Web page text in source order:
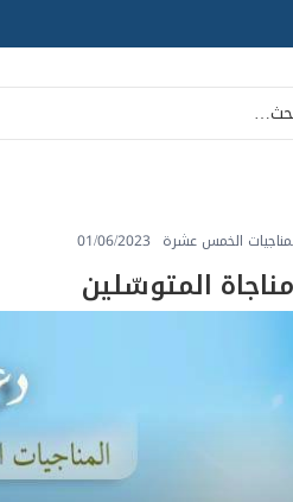
الخمس عشرة 01/06/2023
مناجاة المتوسّلين